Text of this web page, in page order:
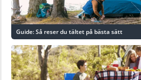
Guide: Så reser du tältet på bästa sätt